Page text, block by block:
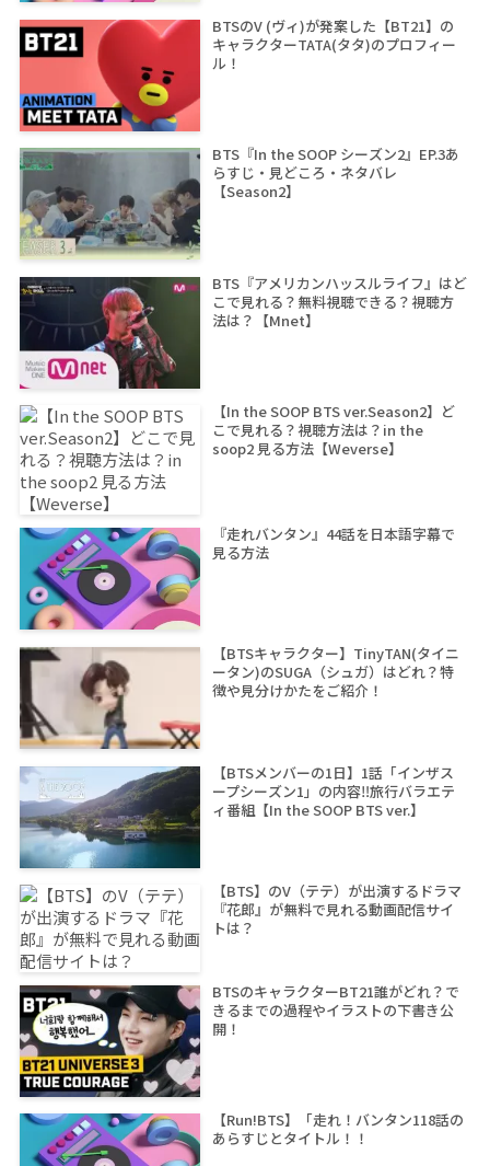
BTSのV (ヴィ)が発案した【BT21】の
キャラクターTATA(タタ)のプロフィー
ル！
BTS『In the SOOP シーズン2』EP.3あ
らすじ・見どころ・ネタバレ
【Season2】
BTS『アメリカンハッスルライフ』はど
こで見れる？無料視聴できる？視聴方
法は？【Mnet】
【In the SOOP BTS ver.Season2】ど
こで見れる？視聴方法は？in the
soop2 見る方法【Weverse】
『走れバンタン』44話を日本語字幕で
見る方法
【BTSキャラクター】TinyTAN(タイニ
ータン)のSUGA（シュガ）はどれ？特
徴や見分けかたをご紹介！
【BTSメンバーの1日】1話「インザス
ープシーズン1」の内容‼旅行バラエテ
ィ番組【In the SOOP BTS ver.】
【BTS】のV（テテ）が出演するドラマ
『花郎』が無料で見れる動画配信サイ
トは？
BTSのキャラクターBT21誰がどれ？で
きるまでの過程やイラストの下書き公
開！
【Run!BTS】「走れ！バンタン118話の
あらすじとタイトル！！